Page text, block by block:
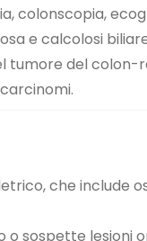
colonscopia,
e calcolosi
del colon-
che include
sospette lesioni